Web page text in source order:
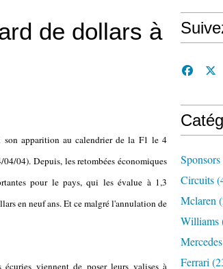
de dollars à
son apparition au calendrier de la F1 le 4
04). Depuis, les retombées économiques
pour le pays, qui les évalue à 1,3
en neuf ans. Et ce malgré l'annulation de
viennent de poser leurs valises à
Sponsors
Circuits
Mclaren
Williams
Mercedes
Ferrari